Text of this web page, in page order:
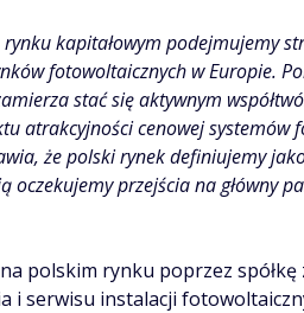
kapitałowym podejmujemy
fotowoltaicznych w Europie.
stać się aktywnym
atrakcyjności cenowej
że polski rynek definiujemy
oczekujemy przejścia na główny
polskim rynku poprzez
i serwisu instalacji